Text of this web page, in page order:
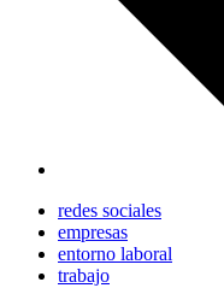
redes sociales
empresas
entorno laboral
trabajo